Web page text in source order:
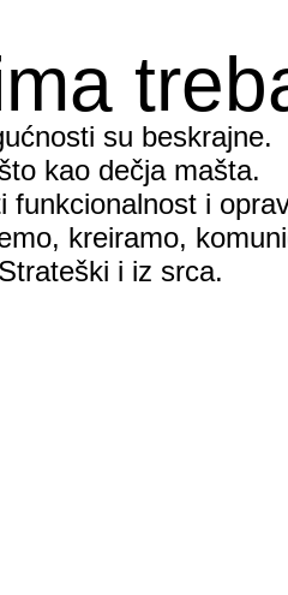
su beskrajne.
kao dečja mašta.
funkcionalnost i
kreiramo,
Strateški i iz srca.